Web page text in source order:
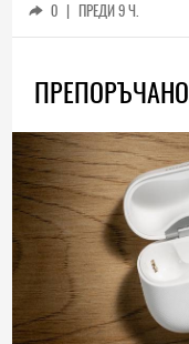
0 | ПРЕДИ 9 Ч.
ПРЕПОРЪЧАНО